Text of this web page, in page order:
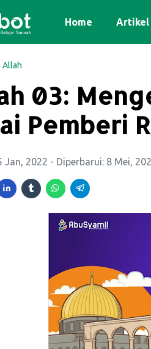
Home Artikel
Allah
03:
Pemberi
Jan, 2022 - Diperbarui: 8 Mei,